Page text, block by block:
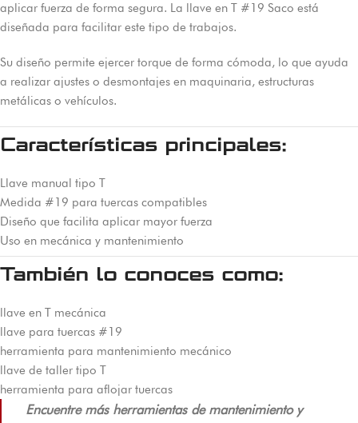
aplicar fuerza de forma segura. La llave en T #19 Saco está
diseñada para facilitar este tipo de trabajos.
Su diseño permite ejercer torque de forma cómoda, lo que ayuda
a realizar ajustes o desmontajes en maquinaria, estructuras
metálicas o vehículos.
Características principales:
Llave manual tipo T
Medida #19 para tuercas compatibles
Diseño que facilita aplicar mayor fuerza
Uso en mecánica y mantenimiento
También lo conoces como:
llave en T mecánica
llave para tuercas #19
herramienta para mantenimiento mecánico
llave de taller tipo T
herramienta para aflojar tuercas
Encuentre más herramientas de mantenimiento y